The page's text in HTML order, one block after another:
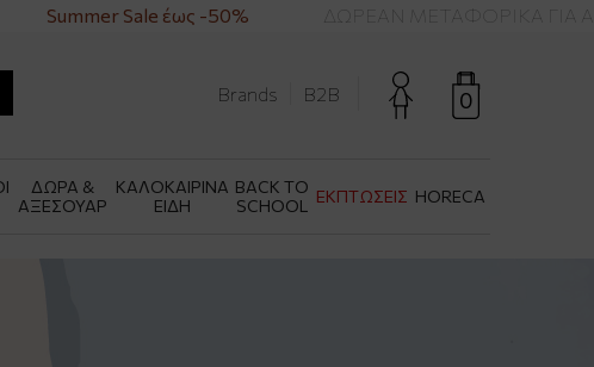
Summer Sale έως -50% ΔΩΡΕΑΝ ΜΕΤΑΦΟΡΙΚΑ ΓΙΑ
0
Brands B2B
ΔΩΡΑ &
ΑΞΕΣΟΥΑΡ
ΚΑΛΟΚΑΙΡΙΝΑ
ΕΙΔΗ
BACK TO
SCHOOL
ΕΚΠΤΩΣΕΙΣ HORECA